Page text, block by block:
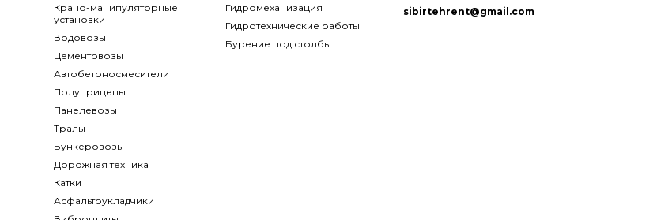
Крано-манипуляторные
установки
Водовозы
Цементовозы
Автобетоносмесители
Полуприцепы
Панелевозы
Тралы
Бункеровозы
Дорожная техника
Катки
Асфальтоукладчики
Гидромеханизация
Гидротехнические работы
Бурение под столбы
sibirtehrent@gmail.com